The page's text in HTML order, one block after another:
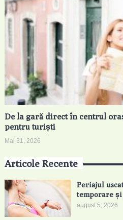
De la gară direct în centrul
pentru turiști
Mai 31, 2026
Articole Recente
Periajul
temporare
august 5, 2026